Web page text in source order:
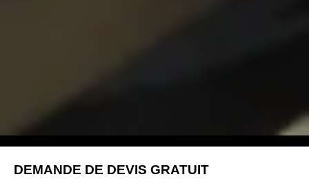
DEMANDE DE DEVIS GRATUIT